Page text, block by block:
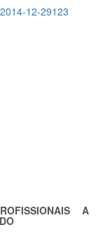
12-29123
A